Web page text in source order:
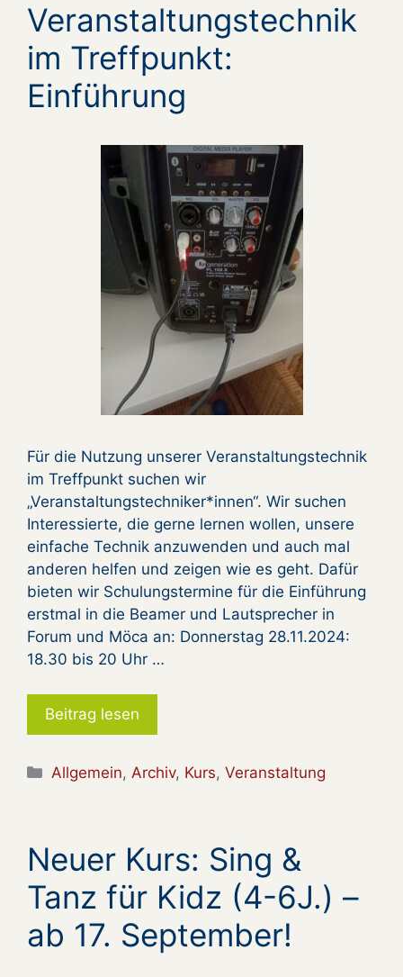
Veranstaltungstechnik
im Treffpunkt:
Einführung
Für die Nutzung unserer Veranstaltungstechnik
im Treffpunkt suchen wir
„Veranstaltungstechniker*innen“. Wir suchen
Interessierte, die gerne lernen wollen, unsere
einfache Technik anzuwenden und auch mal
anderen helfen und zeigen wie es geht. Dafür
bieten wir Schulungstermine für die Einführung
erstmal in die Beamer und Lautsprecher in
Forum und Möca an: Donnerstag 28.11.2024:
18.30 bis 20 Uhr …
Beitrag lesen
Kategorien
Allgemein,Archiv, Kurs,Veranstaltung
Neuer Kurs: Sing &
Tanz für Kidz (4-6J.) –
ab 17. September!